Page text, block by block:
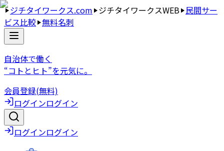
ジチタイワークス.com ジチタイワークスWEB 民間サー
ビス比較 無料名刺
自治体で働く
“コトとヒト”を元気に。
会員登録(無料)
ログインログイン
ログインログイン